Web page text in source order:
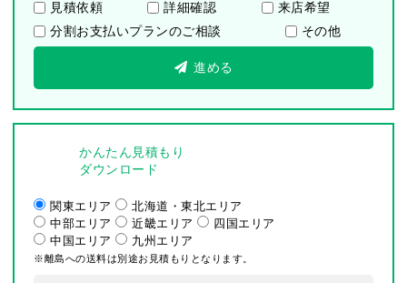
見積依頼
詳細確認
来店希望
分割お支払いプランのご相談
その他
進める
かんたん見積もり
ダウンロード
関東エリア
北海道・東北エリア
中部エリア
近畿エリア
四国エリア
中国エリア
九州エリア
※離島への送料は別途お見積もりとなります。